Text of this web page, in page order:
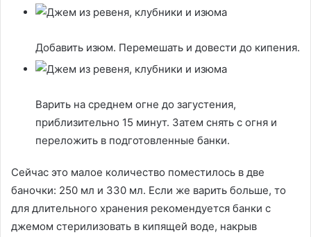
Добавить изюм. Перемешать и довести до кипения.
Варить на среднем огне до загустения,
приблизительно 15 минут. Затем снять с огня и
переложить в подготовленные банки.
Сейчас это малое количество поместилось в две
баночки: 250 мл и 330 мл. Если же варить больше, то
для длительного хранения рекомендуется банки с
джемом стерилизовать в кипящей воде, накрыв